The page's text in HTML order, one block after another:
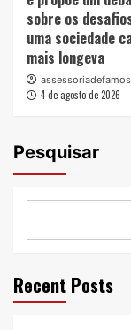
sobre os
uma sociedade
mais longeva
4 de agosto de 2026
Pesquisar
Recent Posts